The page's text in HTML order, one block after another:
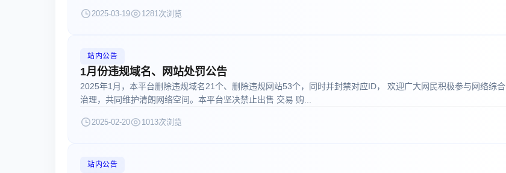
2025-03-19 1281次浏览
站内公告
1月份违规域名、网站处罚公告
2025年1月，本平台删除违规域名21个、删除违规网站53个，同时并封禁对应ID， 欢迎广大网民积极参与网络综合
治理，共同维护清朗网络空间。本平台坚决禁止出售 交易 购...
2025-02-20 1013次浏览
站内公告